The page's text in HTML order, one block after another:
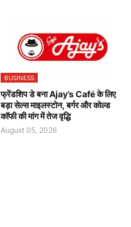
BUSINESS
फ्रेंडशिप डे बना Ajay’s Café के लिए
बड़ा सेल्स माइलस्टोन, बर्गर और कोल्ड
कॉफी की मांग में तेज वृद्धि
August 05, 2026